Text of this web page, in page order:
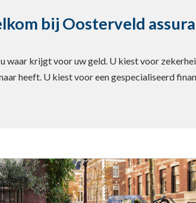
bij Oosterveld
waar krijgt voor uw geld. U kiest voor
heeft. U kiest voor een gespecialiseerd